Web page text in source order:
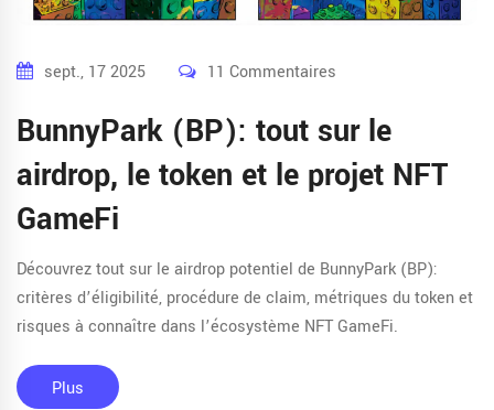
sept., 17 2025 11 Commentaires
BunnyPark (BP): tout sur le
airdrop, le token et le projet NFT
GameFi
Découvrez tout sur le airdrop potentiel de BunnyPark (BP):
critères d’éligibilité, procédure de claim, métriques du token et
risques à connaître dans l’écosystème NFT GameFi.
Plus